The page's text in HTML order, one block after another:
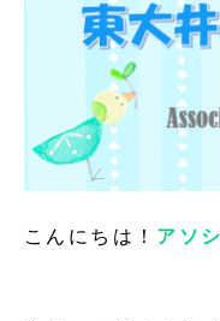
こんにちは！ アソ